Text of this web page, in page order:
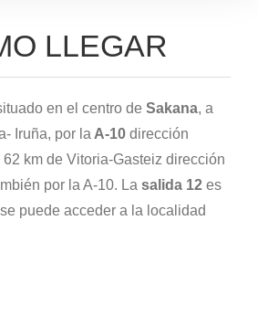
LLEGAR
en el centro de Sakana, a
Iruña, por la A-10 dirección
km de Vitoria-Gasteiz dirección
por la A-10. La salida 12es
puede acceder a la localidad